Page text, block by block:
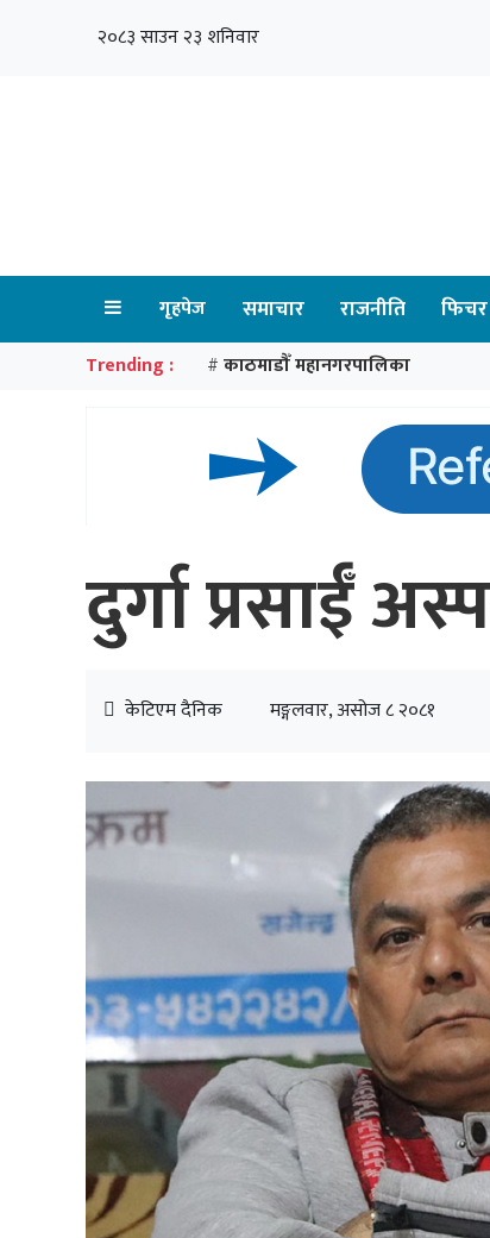
२०८३ साउन २३ शनिवार
गृहपेज समाचार राजनीति फिचर
Trending : # काठमाडौँ महानगरपालिका
दुर्गा प्रसाईँ
केटिएम दैनिक मङ्गलवार, असोज ८ २०८१